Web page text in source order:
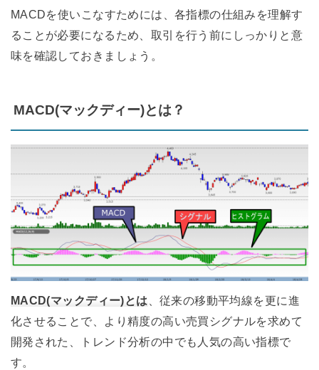
MACDを使いこなすためには、各指標の仕組みを理解す
ることが必要になるため、取引を行う前にしっかりと意
味を確認しておきましょう。
MACD(マックディー)とは？
MACD(マックディー)とは 、従来の移動平均線を更に進
化させることで、より精度の高い売買シグナルを求めて
開発された、トレンド分析の中でも人気の高い指標で
す。